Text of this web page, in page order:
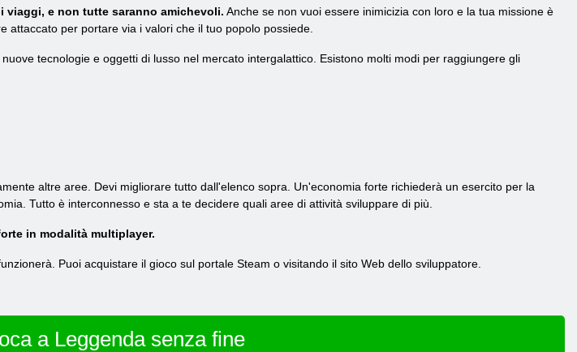
viaggi, e non tutte saranno amichevoli. Anche se non vuoi essere inimicizia con loro e la tua missione è
attaccato per portare via i valori che il tuo popolo possiede.
tecnologie e oggetti di lusso nel mercato intergalattico. Esistono molti modi per raggiungere gli
altre aree. Devi migliorare tutto dall'elenco sopra. Un'economia forte richiederà un esercito per la
Tutto è interconnesso e sta a te decidere quali aree di attività sviluppare di più.
in modalità multiplayer.
Puoi acquistare il gioco sul portale Steam o visitando il sito Web dello sviluppatore.
a Leggenda senza fine